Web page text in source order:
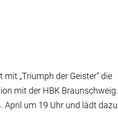
„Triumph der Geister“ die
mit der HBK Braunschweig.
April um 19 Uhr und lädt dazu